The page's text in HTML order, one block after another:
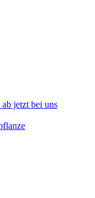
jetzt bei uns